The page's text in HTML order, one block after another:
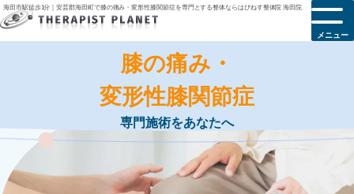
海田市駅徒歩1分｜安芸郡海田町で膝の痛み・変形性膝関節症を専門とする整体ならはぴねす整体院 海田院
メニュー
膝の痛み・
変形性膝関節症
専門施術をあなたへ